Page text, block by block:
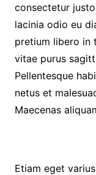
consectetur
lacinia odio eu
pretium libero in
vitae purus
Pellentesque
netus et
Maecenas
Etiam eget